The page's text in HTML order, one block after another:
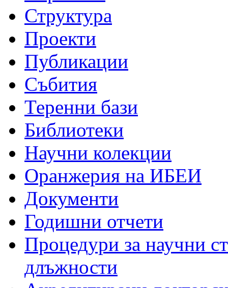
Структура
Проекти
Публикации
Събития
Теренни бази
Библиотеки
Научни колекции
Оранжерия на ИБЕИ
Документи
Годишни отчети
Процедури за научни
длъжности